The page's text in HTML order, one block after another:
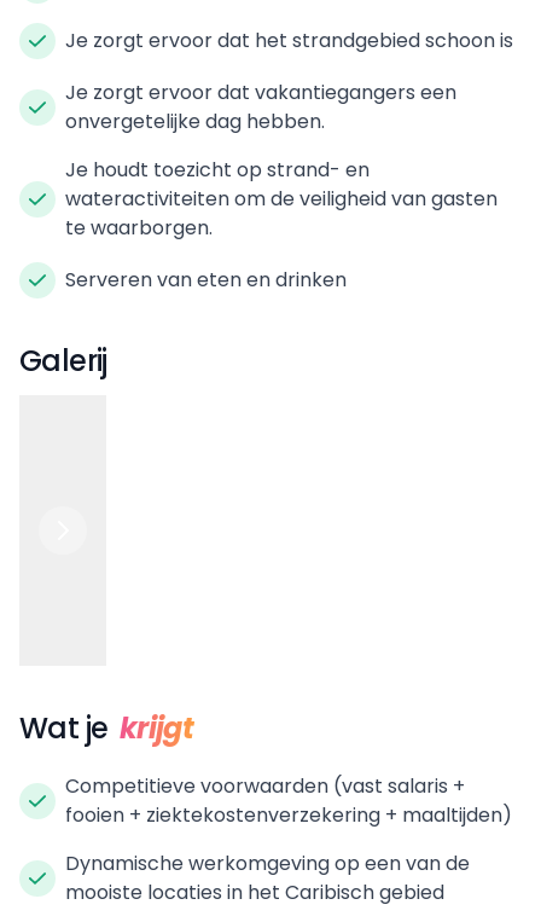
Je zorgt ervoor dat het strandgebied schoon is
Je zorgt ervoor dat vakantiegangers een
onvergetelijke dag hebben.
Je houdt toezicht op strand- en
wateractiviteiten om de veiligheid van gasten
te waarborgen.
Serveren van eten en drinken
Galerij
Wat je krijgt
Competitieve voorwaarden (vast salaris +
fooien + ziektekostenverzekering + maaltijden)
Dynamische werkomgeving op een van de
mooiste locaties in het Caribisch gebied